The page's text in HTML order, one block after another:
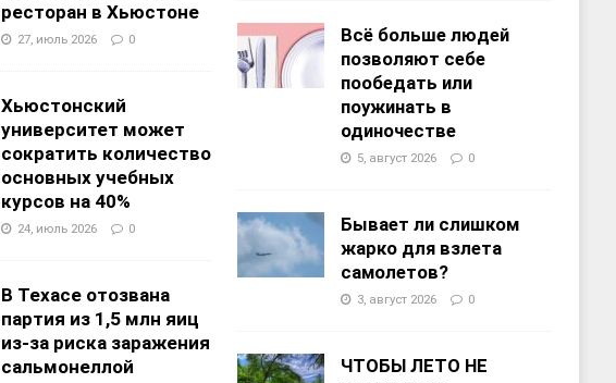
ресторан в Хьюстоне
27, июль 2026 0
Хьюстонский
университет может
сократить количество
основных учебных
курсов на 40%
24, июль 2026 0
В Техасе отозвана
партия из 1,5 млн яиц
из-за риска заражения
сальмонеллой
Всё больше людей
позволяют себе
пообедать или
поужинать в
одиночестве
5, август 2026 0
Бывает ли слишком
жарко для взлета
самолетов?
3, август 2026 0
ЧТОБЫ ЛЕТО НЕ